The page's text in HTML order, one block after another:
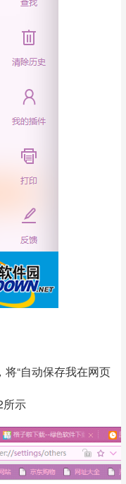
“自动保存我在网页
所示